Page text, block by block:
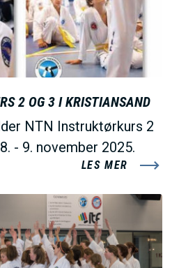
2 OG 3 I KRISTIANSAND
NTN Instruktørkurs 2
- 9. november 2025.
LES MER